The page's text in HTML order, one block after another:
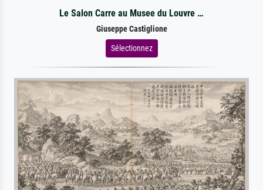
Le Salon Carre au Musee du Louvre …
Giuseppe Castiglione
Sélectionnez